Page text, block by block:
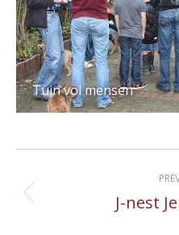
Tuin vol mensen
navigation
J-nest